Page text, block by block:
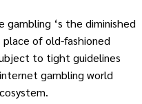
gambling ‘s the diminished
place of old-fashioned
to tight guidelines
gambling world